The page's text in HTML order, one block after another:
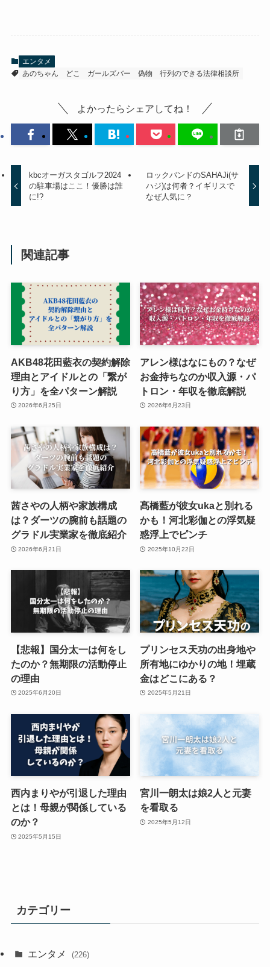
エンタメ
あのちゃん
どこ ガールズバー 偽物 行列のできる法律相談所
よかったらシェアしてね！
kbcオーガスタゴルフ2024
の駐車場はここ！優勝は誰
に!?
ロックバンドのSAHAJi(サ
ハジ)は何者？イギリスで
なぜ人気に？
関連記事
AKB48花田藍衣の契約解除
理由とアイドルとの「繋が
り方」を全パターン解説
2026年6月25日
アレン様はなにもの？なぜ
お金持ちなのか収入源・パ
トロン・年収を徹底解説
2026年6月23日
茜さやの人柄や家族構成
は？ダーツの腕前も話題の
グラドル実業家を徹底紹介
2026年6月21日
髙橋藍が彼女ukaと別れる
かも！河北彩伽との浮気疑
惑浮上でピンチ
2025年10月22日
【悲報】国分太一は何をし
たのか？無期限の活動停止
の理由
2025年6月20日
プリンセス天功の出身地や
所有地にゆかりの地！埋蔵
金はどこにある？
2025年5月21日
西内まりやが引退した理由
とは！母親が関係している
のか？
2025年5月15日
宮川一朗太は娘2人と元妻
を看取る
2025年5月12日
カテゴリー
エンタメ (226)